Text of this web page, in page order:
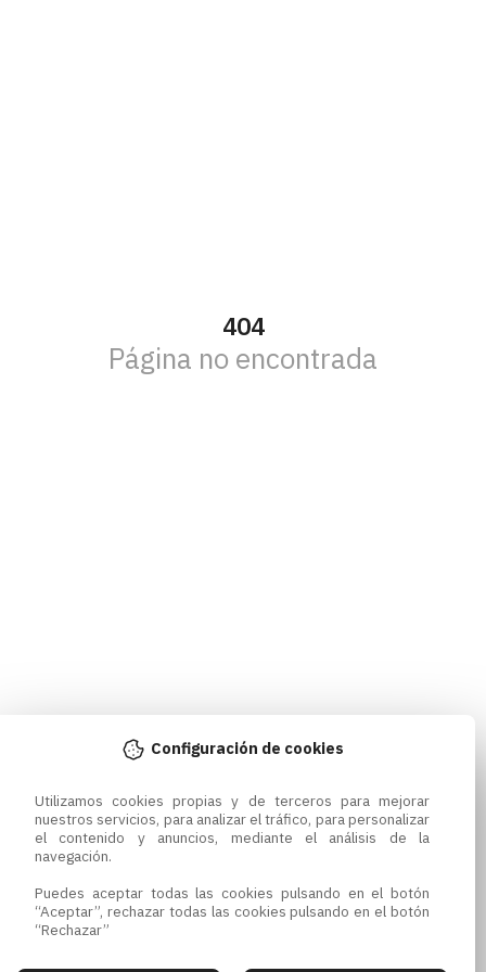
Configuración de cookies
Utilizamos cookies propias y de terceros para mejorar
nuestros servicios, para analizar el tráfico, para personalizar
el contenido y anuncios, mediante el análisis de la
navegación.
Puedes aceptar todas las cookies pulsando en el botón
“Aceptar”, rechazar todas las cookies pulsando en el botón
“Rechazar”
404
Página no encontrada